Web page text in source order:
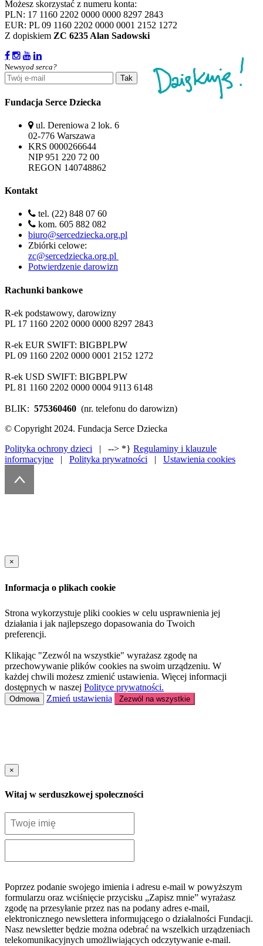
Możesz skorzystać z numeru konta:
PLN: 17 1160 2202 0000 0000 8297 2843
EUR: PL 09 1160 2202 0000 0001 2152 1272
Z dopiskiem ZC 6235 Alan Sadowski
Newsyod serca?
Tak
Fundacja Serce Dziecka
ul. Dereniowa 2 lok. 6
02-776 Warszawa
KRS 0000266644
NIP 951 220 72 00
REGON 140748862
Kontakt
tel. (22) 848 07 60
kom. 605 882 082
biuro@sercedziecka.org.pl
Zbiórki celowe:
zc@sercedziecka.org.pl
Potwierdzenie darowizn
Rachunki bankowe
R-ek podstawowy, darowizny
PL 17 1160 2202 0000 0000 8297 2843
R-ek EUR SWIFT: BIGBPLPW
PL 09 1160 2202 0000 0001 2152 1272
R-ek USD SWIFT: BIGBPLPW
PL 81 1160 2202 0000 0004 9113 6148
BLIK: 575360460 (nr. telefonu do darowizn)
© Copyright 2024. Fundacja Serce Dziecka
Polityka ochrony dzieci | --> *} Regulaminy i klauzule
informacyjne | Polityka prywatności | Ustawienia cookies
×
Informacja o plikach cookie
Strona wykorzystuje pliki cookies w celu usprawnienia jej
działania i jak najlepszego dopasowania do Twoich
preferencji.
Klikając "Zezwól na wszystkie" wyrażasz zgodę na
przechowywanie plików cookies na swoim urządzeniu. W
każdej chwili możesz zmienić ustawienia. Więcej informacji
dostępnych w naszej Polityce prywatności.
Odmowa Zmień ustawienia Zezwól na wszystkie
×
Witaj w serduszkowej społeczności
Poprzez podanie swojego imienia i adresu e-mail w powyższym
formularzu oraz wciśnięcie przycisku „Zapisz mnie” wyrażasz
zgodę na przesyłanie przez nas na podany adres e-mail,
elektronicznego newslettera informującego o działalności Fundacji.
Nasz newsletter będzie można odebrać na wszelkich urządzeniach
telekomunikacyjnych umożliwiających odczytywanie e-mail.